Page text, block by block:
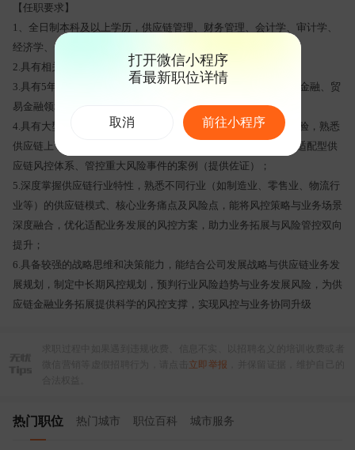
【任职要求】
1、全日制本科及以上学历，供应链管理、财务管理、会计学、审计学、
经济学、金融学类等相关专业
2.具有相关专业的中级及以上职称；
3.具有5年以上金融行业工作经验，其中具有至少3年以上供应链金融、贸
易金融领域总监及以上层级管理经验；
4.具有大型企业、银行或头部供应链金融平台风控负责人从业经验，熟悉
供应链上下游风控布局与业务逻辑，提供至少1个成功搭建业务适配型供
应链风控体系、管控重大风险事件的案例（提供佐证）；
5.深度掌握供应链行业特性，熟悉不同行业（如制造业、零售业、物流行
业等）的供应链模式、核心业务痛点及风险点，能将风控策略与业务场景
深度融合，优化适配业务发展的风控方案，助力业务拓展与风险管控双向
提升；
6.具备较强的战略思维和决策能力，能结合公司发展战略与供应链业务发
展规划，制定中长期风控规划，预判行业风险趋势与业务发展风险，为供
应链金融业务拓展提供科学的风控支撑，实现风控与业务协同升级
立即举报
热门职位 热门城市 职位百科 城市服务
打开微信小程序
看最新职位详情
取消 前往小程序